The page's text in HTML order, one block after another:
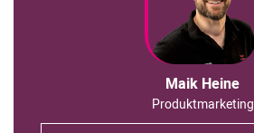
Maik Heine
Produktmarketing